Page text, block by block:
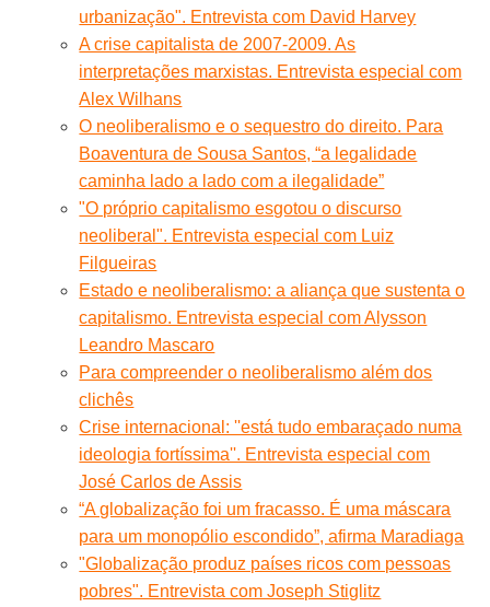
urbanização". Entrevista com David Harvey
A crise capitalista de 2007-2009. As
interpretações marxistas. Entrevista especial com
Alex Wilhans
O neoliberalismo e o sequestro do direito. Para
Boaventura de Sousa Santos, “a legalidade
caminha lado a lado com a ilegalidade”
"O próprio capitalismo esgotou o discurso
neoliberal". Entrevista especial com Luiz
Filgueiras
Estado e neoliberalismo: a aliança que sustenta o
capitalismo. Entrevista especial com Alysson
Leandro Mascaro
Para compreender o neoliberalismo além dos
clichês
Crise internacional: ''está tudo embaraçado numa
ideologia fortíssima''. Entrevista especial com
José Carlos de Assis
“A globalização foi um fracasso. É uma máscara
para um monopólio escondido”, afirma Maradiaga
"Globalização produz países ricos com pessoas
pobres". Entrevista com Joseph Stiglitz